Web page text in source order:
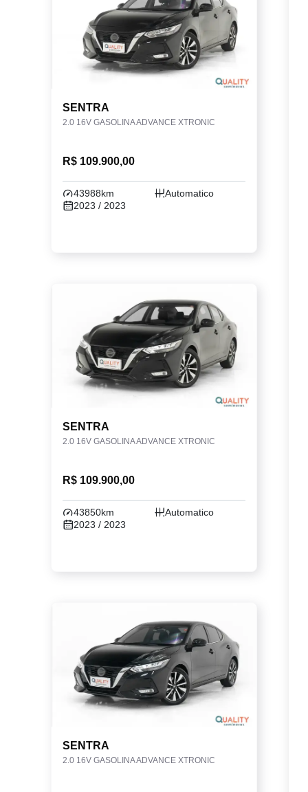
SENTRA
2.0 16V GASOLINA ADVANCE XTRONIC
R$ 109.900,00
43988km
Automatico
2023 / 2023
SENTRA
2.0 16V GASOLINA ADVANCE XTRONIC
R$ 109.900,00
43850km
Automatico
2023 / 2023
SENTRA
2.0 16V GASOLINA ADVANCE XTRONIC